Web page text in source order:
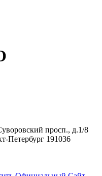
просп., д.1/8
Петербург 191036